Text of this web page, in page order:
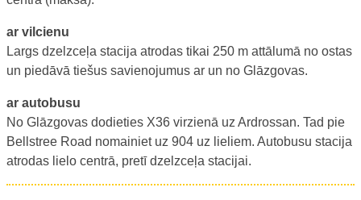
ar vilcienu
Largs dzelzceļa stacija atrodas tikai 250 m attālumā no ostas
un piedāvā tiešus savienojumus ar un no Glāzgovas.
ar autobusu
No Glāzgovas dodieties X36 virzienā uz Ardrossan. Tad pie
Bellstree Road nomainiet uz 904 uz lieliem. Autobusu stacija
atrodas lielo centrā, pretī dzelzceļa stacijai.